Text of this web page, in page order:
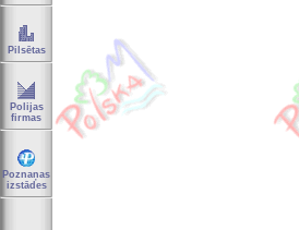
Pilsētas
Polijas
firmas
Poznaņas
izstādes